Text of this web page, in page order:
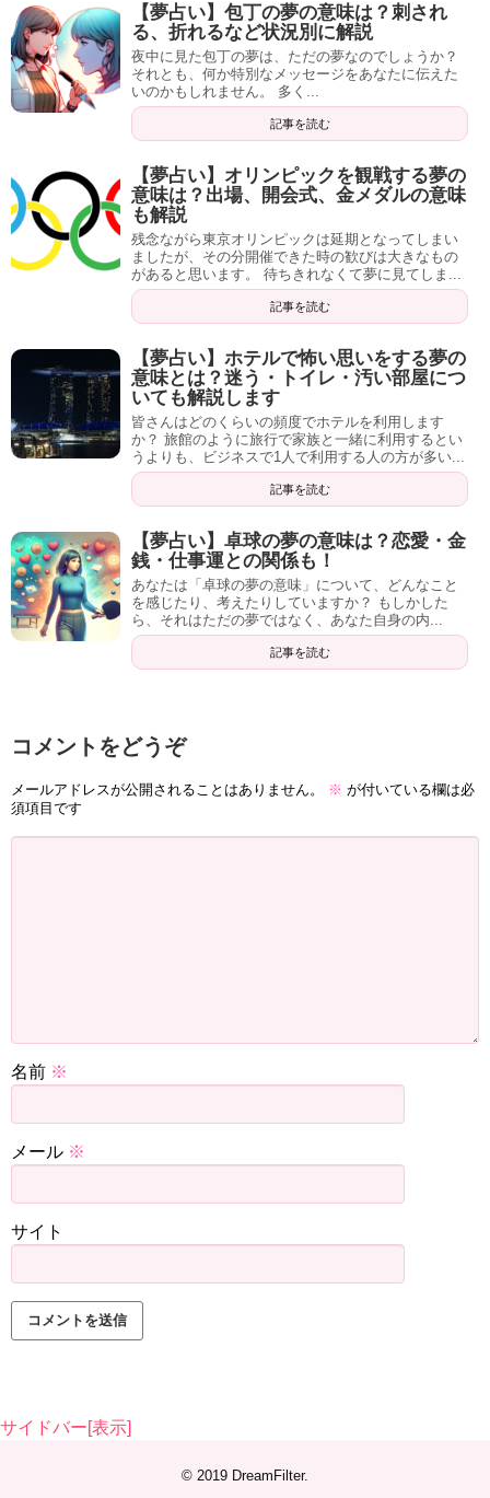
【夢占い】包丁の夢の意味は？刺され
る、折れるなど状況別に解説
夜中に見た包丁の夢は、ただの夢なのでしょうか？
それとも、何か特別なメッセージをあなたに伝えた
いのかもしれません。 多く...
記事を読む
【夢占い】オリンピックを観戦する夢の
意味は？出場、開会式、金メダルの意味
も解説
残念ながら東京オリンピックは延期となってしまい
ましたが、その分開催できた時の歓びは大きなもの
があると思います。 待ちきれなくて夢に見てしま...
記事を読む
【夢占い】ホテルで怖い思いをする夢の
意味とは？迷う・トイレ・汚い部屋につ
いても解説します
皆さんはどのくらいの頻度でホテルを利用します
か？ 旅館のように旅行で家族と一緒に利用するとい
うよりも、ビジネスで1人で利用する人の方が多い...
記事を読む
【夢占い】卓球の夢の意味は？恋愛・金
銭・仕事運との関係も！
あなたは「卓球の夢の意味」について、どんなこと
を感じたり、考えたりしていますか？ もしかした
ら、それはただの夢ではなく、あなた自身の内...
記事を読む
コメントをどうぞ
メールアドレスが公開されることはありません。 ※ が付いている欄は必
須項目です
名前 ※
メール ※
サイト
サイドバー[表示]
© 2019 DreamFilter.